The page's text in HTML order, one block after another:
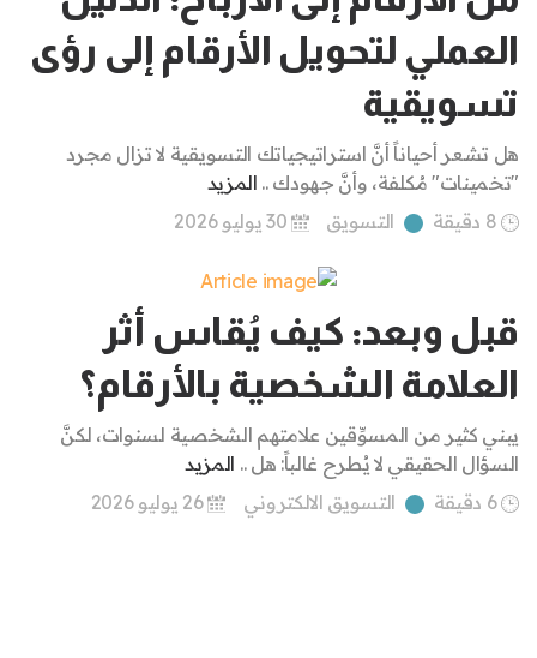
العملي لتحويل الأرقام إلى رؤى
تسويقية
هل تشعر أحياناً أنَّ استراتيجياتك التسويقية لا تزال مجرد
"تخمينات" مُكلفة، وأنَّ جهودك .. المزيد
8 دقيقة
التسويق 30 يوليو 2026
قبل وبعد: كيف يُقاس أثر
العلامة الشخصية بالأرقام؟
يبني كثير من المسوِّقين علامتهم الشخصية لسنوات، لكنَّ
السؤال الحقيقي لا يُطرح غالباً: هل .. المزيد
6 دقيقة
التسويق الالكتروني 26 يوليو 2026